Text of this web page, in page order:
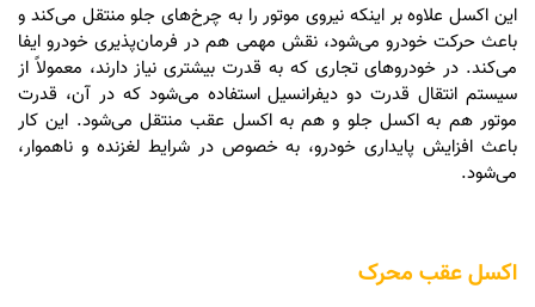
این اکسل علاوه بر اینکه نیروی موتور را به چرخ‌های جلو منتقل می‌کند و
باعث حرکت خودرو می‌شود، نقش مهمی هم در فرمان‌پذیری خودرو ایفا
می‌کند. در خودروهای تجاری که به قدرت بیشتری نیاز دارند، معمولاً از
سیستم انتقال قدرت دو دیفرانسیل استفاده می‌شود که در آن، قدرت
موتور هم به اکسل جلو و هم به اکسل عقب منتقل می‌شود. این کار
باعث افزایش پایداری خودرو، به خصوص در شرایط لغزنده و ناهموار،
می‌شود.
اکسل عقب محرک